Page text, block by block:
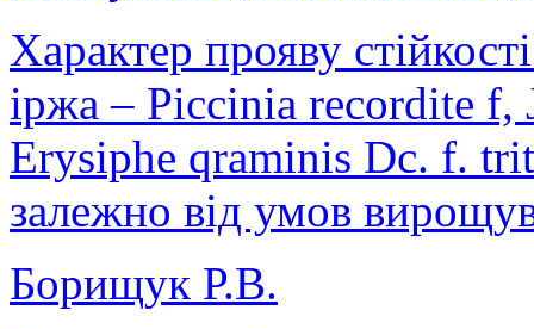
Характер прояву
іржа – Piccinia recordite
Erysiphe qraminis Dc. f.
залежно від умов
Борищук Р.В.